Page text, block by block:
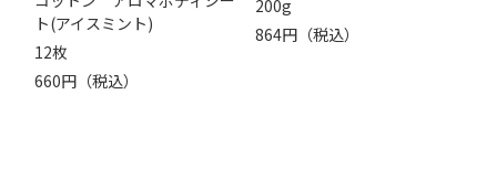
ト(アイスミント)
12枚
660円（税込）
200g
864円（税込）